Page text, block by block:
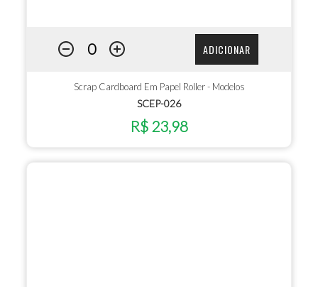
ADICIONAR
Scrap Cardboard Em Papel Roller - Modelos
SCEP-026
R$ 23,98